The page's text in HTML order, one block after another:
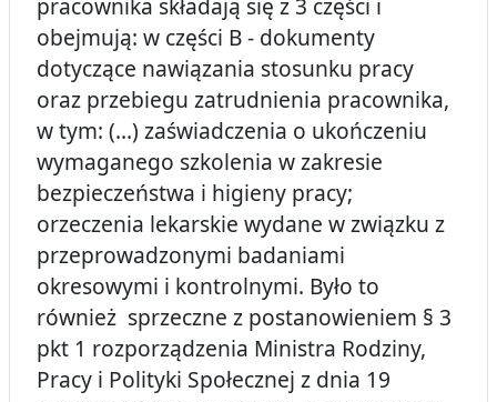
pracownika składają się z 3 części i
obejmują: w części B - dokumenty
dotyczące nawiązania stosunku pracy
oraz przebiegu zatrudnienia pracownika,
w tym: (...) zaświadczenia o ukończeniu
wymaganego szkolenia w zakresie
bezpieczeństwa i higieny pracy;
orzeczenia lekarskie wydane w związku z
przeprowadzonymi badaniami
okresowymi i kontrolnymi. Było to
również sprzeczne z postanowieniem § 3
pkt 1 rozporządzenia Ministra Rodziny,
Pracy i Polityki Społecznej z dnia 19